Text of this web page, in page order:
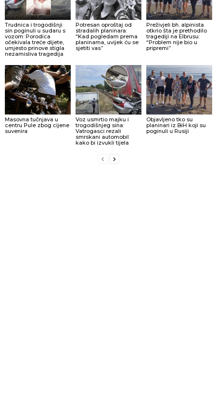
Trudnica i trogodišnji
sin poginuli u sudaru s
vozom: Porodica
očekivala treće dijete,
umjesto prinove stigla
nezamisliva tragedija
Potresan oproštaj od
stradalih planinara:
“Kad pogledam prema
planinama, uvijek ću se
sjetiti vas”
Preživjeli bh. alpinista
otkrio šta je prethodilo
tragediji na Elbrusu:
“Problem nije bio u
pripremi”
Masovna tučnjava u
centru Pule zbog cijene
suvenira
Voz usmrtio majku i
trogodišnjeg sina:
Vatrogasci rezali
smrskani automobil
kako bi izvukli tijela
Objavljeno tko su
planinari iz BiH koji su
poginuli u Rusiji